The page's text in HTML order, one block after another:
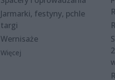
Jarmarki, festyny, pchle
targi
Wernisaże
Więcej